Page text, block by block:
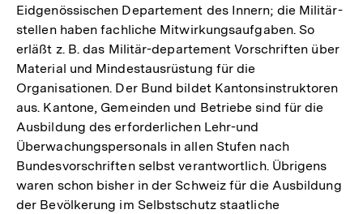
Eidgenössischen Departement des Innern; die Militär-
stellen haben fachliche Mitwirkungsaufgaben. So
erläßt z. B. das Militär-departement Vorschriften über
Material und Mindestausrüstung für die
Organisationen. Der Bund bildet Kantonsinstruktoren
aus. Kantone, Gemeinden und Betriebe sind für die
Ausbildung des erforderlichen Lehr-und
Überwachungspersonals in allen Stufen nach
Bundesvorschriften selbst verantwortlich. Übrigens
waren schon bisher in der Schweiz für die Ausbildung
der Bevölkerung im Selbstschutz staatliche